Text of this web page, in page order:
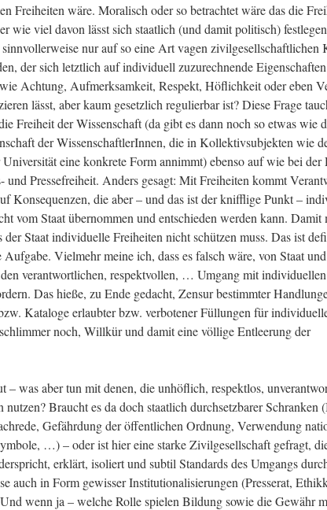
Frei­hei­ten wäre. Mora­lisch oder so betrach­tet wäre das die
wie viel davon lässt sich staat­lich (und damit poli­tisch)
nur auf so eine Art vagen zivil­ge­sell­schaft­li­chen
der sich letzt­lich auf indi­vi­du­ell zuzu­rech­nen­de
Ach­tung, Auf­merk­sam­keit, Respekt, Höf­lich­keit oder eben
lässt, aber kaum gesetz­lich regu­lier­bar ist? Die­se Fra­ge
Frei­heit der Wis­sen­schaft (da gibt es dann noch so etwas wie
der Wis­sen­schaft­le­rIn­nen, die in Kol­lek­tiv­sub­jek­ten wie
eine kon­kre­te Form annimmt) eben­so auf wie bei der
und Pres­se­frei­heit. Anders gesagt: Mit Frei­hei­ten kommt
Kon­se­quen­zen, die aber – und das ist der kniff­li­ge Punkt –
vom Staat über­nom­men und ent­schie­den wer­den kann. Damit
der Staat indi­vi­du­el­le Frei­hei­ten nicht schüt­zen muss. Das ist
Auf­ga­be. Viel­mehr mei­ne ich, dass es falsch wäre, von Staat
ver­ant­wort­li­chen, respekt­vol­len, … Umgang mit
Das hie­ße, zu Ende gedacht, Zen­sur bestimm­ter
Kata­lo­ge erlaub­ter bzw. ver­bo­te­ner Fül­lun­gen für
noch, Will­kür und damit eine völ­li­ge Ent­lee­rung der
– was aber tun mit denen, die unhöf­lich, respekt­los,
nut­zen? Braucht es da doch staat­lich durch­setz­ba­rer
Gefähr­dung der öffent­li­chen Ord­nung, Ver­wen­dung
…) – oder ist hier eine star­ke Zivil­ge­sell­schaft gefragt,
erklärt, iso­liert und sub­til Stan­dards des Umgangs
auch in Form gewis­ser Insti­tu­tio­na­li­sie­run­gen (Pres­se­rat,
wenn ja – wel­che Rol­le spie­len Bil­dung sowie die Gewähr